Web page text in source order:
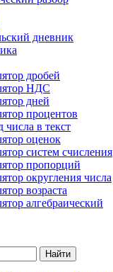
дневник
дробей
НДС
дней
процентов
числа в текст
оценок
систем счисления
пропорций
округления числа
возраста
алгебраический
Найти